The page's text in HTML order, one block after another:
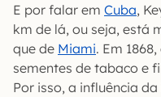
E por falar em Cuba,
km de lá, ou seja, está
que de Miami. Em
sementes de tabaco e
Por isso, a influência